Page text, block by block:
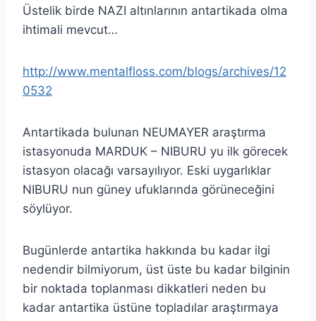
Üstelik birde NAZI altınlarının antartikada olma
ihtimali mevcut…
http://www.mentalfloss.com/blogs/archives/12
0532
Antartikada bulunan NEUMAYER araştırma
istasyonuda MARDUK – NIBURU yu ilk görecek
istasyon olacağı varsayılıyor. Eski uygarlıklar
NIBURU nun güney ufuklarında görüneceğini
söylüyor.
Bugünlerde antartika hakkında bu kadar ilgi
nedendir bilmiyorum, üst üste bu kadar bilginin
bir noktada toplanması dikkatleri neden bu
kadar antartika üstüne topladılar araştırmaya